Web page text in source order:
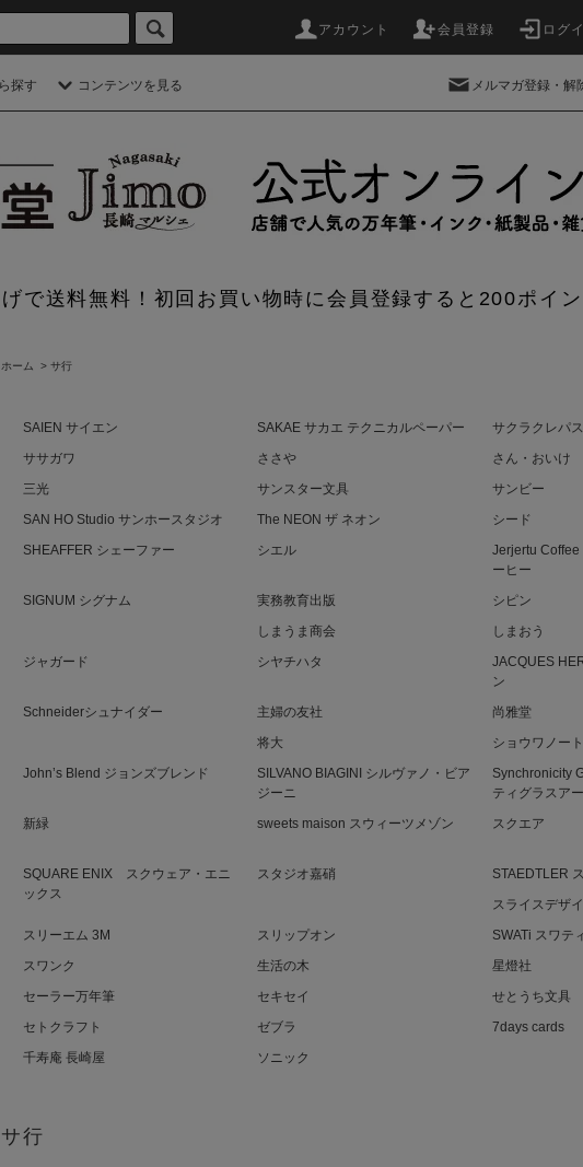
アカウント 会員登録 ログ
探す コンテンツを見る メルマガ登録・解
で送料無料！初回お買い物時に会員登録すると200ポイン
ホーム > サ行
SAIEN サイエン SAKAE サカエ テクニカルペーパー
サクラクレパス
ササガワ
ささや
さん・おいけ
三光
サンスター文具
サンビー
SAN HO Studio サンホースタジオ
The NEON ザ ネオン
シード
SHEAFFER シェーファー
シエル
Jerjertu Coffee
ーヒー
SIGNUM シグナム
実務教育出版
シピン
しまうま商会
しまおう
ジャガード
シヤチハタ
JACQUES
ン
Schneiderシュナイダー
主婦の友社
尚雅堂
将大
ショウワノート
John’s Blend ジョンズブレンド
SILVANO BIAGINI シルヴァノ・ビア
ジーニ
Synchronicity
ティグラスア
新緑
sweets maison スウィーツメゾン スクエア
SQUARE ENIX スクウェア・エニ
ックス
スタジオ嘉硝
STAEDTLER
スライスデザ
スリーエム 3M
スリップオン
SWATi スワテ
スワンク
生活の木
星燈社
セーラー万年筆
セキセイ
せとうち文具
セトクラフト
ゼブラ
7days cards
千寿庵 長崎屋
ソニック
サ行